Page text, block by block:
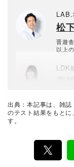
と美
プラ
グを
松
晋遊
以上
を経
スト
スト
手法
LDK
ジャ
ップ
後、
『
びあ
出典：本記事は、雑
のテスト結果をもと
す。